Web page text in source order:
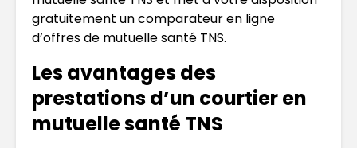
gratuitement un comparateur en ligne
d’offres de mutuelle santé TNS.
Les avantages des
prestations d’un courtier en
mutuelle santé TNS